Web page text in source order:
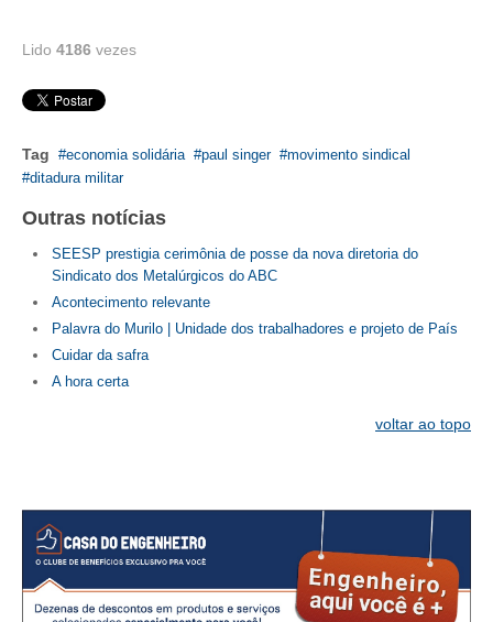
CAMPANHAS SALARIAIS
COMUNICAÇÃO
NOTÍCIAS
CONTEÚDO ESPECIAL
JORNAL DO ENGENHEIRO
SEESP NOTÍCIAS
PUBLICIDADE
MANUAL DE REDAÇÃO
Lido 4186 vezes
Tag economia solidária paul singer
movimento sindical
ditadura militar
Outras notícias
SEESP prestigia cerimônia de posse da nova diretoria do
Sindicato dos Metalúrgicos do ABC
Acontecimento relevante
Palavra do Murilo | Unidade dos trabalhadores e projeto de País
Cuidar da safra
A hora certa
voltar ao topo